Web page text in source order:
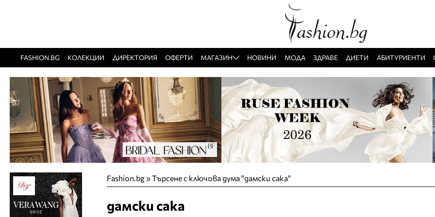
FASHION.BG КОЛЕКЦИИ ДИРЕКТОРИЯ ОФЕРТИ МАГАЗИН НОВИНИ МОДА ЗДРАВЕ ДИЕТИ АБИТУРИЕНТИ
Fashion.bg»Търсене с ключова дума "дамски сака"
дамски сака